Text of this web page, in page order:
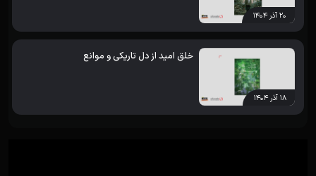
۲۰ آذر ۱۴۰۴
۱۸ آذر ۱۴۰۴
خلق امید از دل تاریکی و موانع